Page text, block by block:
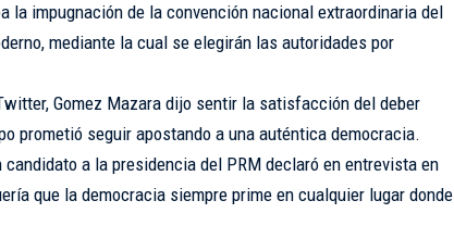
la impugnación de la convención nacional extraordinaria del
mediante la cual se elegirán las autoridades por
Gomez Mazara dijo sentir la satisfacción del deber
prometió seguir apostando a una auténtica democracia.
a la presidencia del PRM declaró en entrevista en
que la democracia siempre prime en cualquier lugar donde